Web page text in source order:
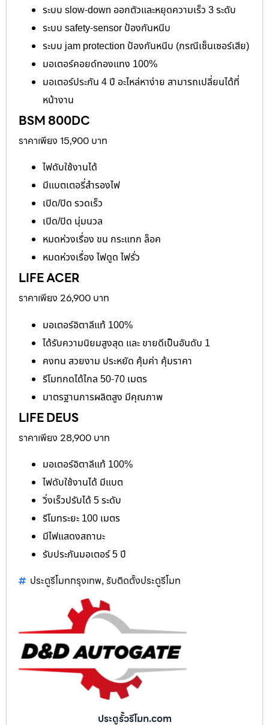
ระบบ slow-down ออกตัวและหยุดความเร็ว 3 ระดับ
ระบบ safety-sensor ป้องกันหนีบ
ระบบ jam protection ป้องกันหนีบ (กรณีเซ็นเซอร์เสีย)
มอเตอร์คอยด์ทองแทง 100%
มอเตอร์ประกัน 4 ปี อะไหล่หาง่าย สามารถเปลี่ยนได้ที่
หน้างาน
BSM 800DC
ราคาเพียง 15,900 บาท
ไฟดับใช้งานได้
มีแบตเตอรี่สำรองไฟ
เปิด/ปิด รวดเร็ว
เปิด/ปิด นุ่มนวล
หมดห่วงเรื่อง ขน กระแทก ล็อค
หมดห่วงเรื่อง ไฟดูด ไฟรั่ว
LIFE ACER
ราคาเพียง 26,900 บาท
มอเตอร์อิตาลีแท้ 100%
ได้รับความนิยมสูงสุด และ ขายดีเป็นอันดับ 1
คงทน สวยงาม ประหยัด คุ้มค่า คุ้มราคา
รีโมทกดได้ไกล 50-70 เมตร
มาตรฐานการผลิตสูง มีคุณภาพ
LIFE DEUS
ราคาเพียง 28,900 บาท
มอเตอร์อิตาลีแท้ 100%
ไฟดับใช้งานได้ มีแบต
วิ่งเร็วปรับได้ 5 ระดับ
รีโมทระยะ 100 เมตร
มีไฟแสดงสถานะ
รับประกันมอเตอร์ 5 ปี
ประตูรีโมทกรุงเทพ, รับติดตั้งประตูรีโมท
ประตูรั้วรีโมท.com